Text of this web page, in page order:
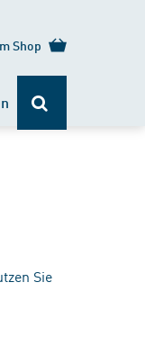
Shop
Sie